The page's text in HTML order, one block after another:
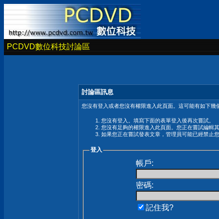
PCDVD數位科技討論區
討論區訊息
您沒有登入或者您沒有權限進入此頁面。這可能有如下幾
您沒有登入。填寫下面的表單登入後再次嘗試。
您沒有足夠的權限進入此頁面。您正在嘗試編輯
如果您正在嘗試發表文章，管理員可能已經禁止
登入
帳戶:
密碼:
記住我?